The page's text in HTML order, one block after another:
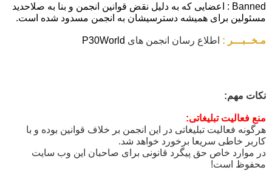
Banned : اعضایی که به دلیل نقض قوانین انجمن و بنا به صلاحدید
مسئولین برای همیشه دسترسیشان به انجمن مسدود شده است.
مـخــبـــر : اطلاع رسان انجمن های P30World
نکات مهم:
منع فعالیت تبلیغاتی:
هرگونه فعالیت تبلیغاتی در این انجمن بر خلاف قوانین بوده و با
کاربر خاطی سریعا برخورد خواهد شد.
در موارد خاص حق پیگرد قانونی برای صاحبان این وب سایت
محفوظ است!